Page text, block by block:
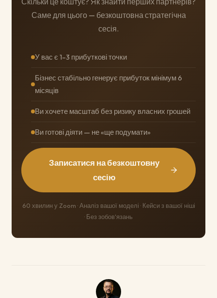
Саме для цього — безкоштовна стратегічна
сесія.
У вас є 1–3 прибуткові точки
Бізнес стабільно генерує прибуток мінімум 6
місяців
Ви хочете масштаб без ризику власних грошей
Ви готові діяти — не «ще подумати»
Записатися на безкоштовну
сесію
60 хвилин у Zoom · Аналіз вашої моделі · Кейси з вашої ніші
· Без зобов'язань